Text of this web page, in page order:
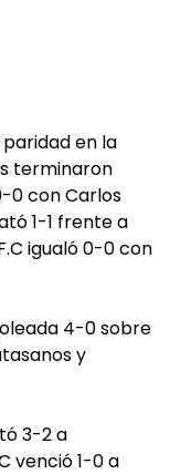
en la
terminaron
0 con Carlos
1-1 frente a
igualó 0-0 con
4-0 sobre
y
3-2 a
venció 1-0 a